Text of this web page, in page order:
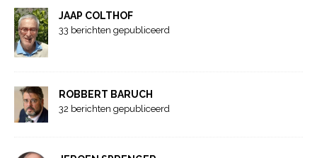
JAAP COLTHOF
33 berichten gepubliceerd
ROBBERT BARUCH
32 berichten gepubliceerd